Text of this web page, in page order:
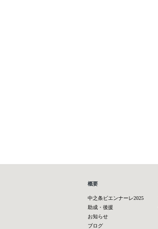
概要
中之条ビエンナーレ2025
助成・後援
お知らせ
ブログ